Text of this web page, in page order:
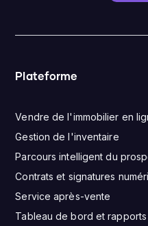
Plateforme
Vendre de l'immobilier en
Gestion de l'inventaire
Parcours intelligent du
Contrats et signatures
Service après-vente
Tableau de bord et rapports